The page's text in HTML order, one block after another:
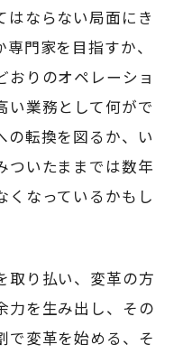
はならない局面にき
門家を目指すか、
おりのオペレーショ
い業務として何がで
の転換を図るか、い
ついたままでは数年
くなっているかもし
取り払い、変革の方
力を生み出し、その
で変革を始める、そ